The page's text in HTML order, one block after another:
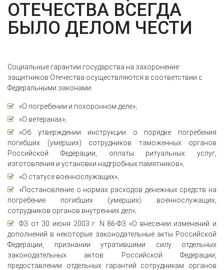
ОТЕЧЕСТВА ВСЕГДА
БЫЛО ДЕЛОМ ЧЕСТИ
Социальные гарантии государства на захоронение
защитников Отечества осуществляются в соответствии с
Федеральными законами:
«О погребении и похоронном деле»;
«О ветеранах»;
«Об утверждении инструкции о порядке погребения
погибших (умерших) сотрудников таможенных органов
Российской Федерации, оплаты ритуальных услуг,
изготовления и установки надгробных памятников»;
«О статусе военнослужащих»;
«Постановление о нормах расходов денежных средств на
погребение погибших (умерших) военнослужащих,
сотрудников органов внутренних дел»;
ФЗ от 30 июня 2003 г. N 86-ФЗ «О внесении изменений и
дополнений в некоторые законодательные акты Российской
Федерации, признании утратившими силу отдельных
законодательных актов Российской Федерации,
предоставлении отдельных гарантий сотрудникам органов